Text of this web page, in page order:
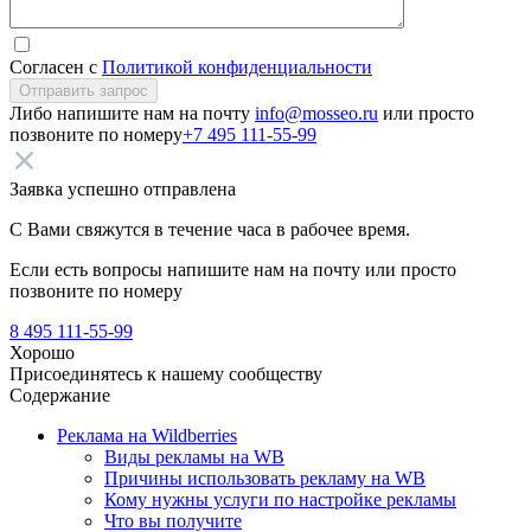
Согласен с Политикой конфиденциальности
Отправить запрос
Либо напишите нам на почту info@mosseo.ru или просто
позвоните по номеру+7 495 111-55-99
Заявка успешно отправлена
С Вами свяжутся в течение часа в рабочее время.
Если есть вопросы напишите нам на почту или просто
позвоните по номеру
8 495 111-55-99
Хорошо
Присоединятесь к нашему сообществу
Содержание
Реклама на Wildberries
Виды рекламы на WB
Причины использовать рекламу на WB
Кому нужны услуги по настройке рекламы
Что вы получите